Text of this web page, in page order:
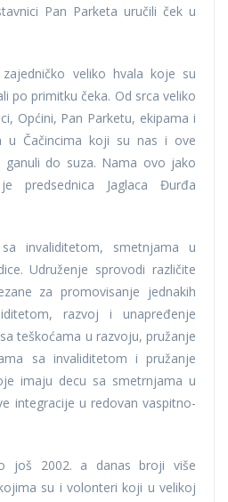
Pan Parketa uručili ček u
veliko hvala koje su
po primitku čeka. Od srca veliko
Općini, Pan Parketu, ekipama i
u Čačincima koji su nas i ove
do suza. Nama ovo jako
predsednica Jaglaca Đurđa
invaliditetom, smetnjama u
Udruženje sprovodi različite
za promovisanje jednakih
razvoj i unapređenje
teškoćama u razvoju, pružanje
sa invaliditetom i pružanje
imaju decu sa smetrnjama u
integracije u redovan vaspitno-
još 2002. a danas broji više
su i volonteri koji u velikoj